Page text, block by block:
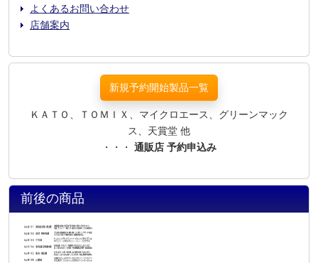
よくあるお問い合わせ
店舗案内
新規予約開始製品一覧
ＫＡＴＯ、ＴＯＭＩＸ、マイクロエース、グリーンマック
ス、天賞堂 他
・・・ 通販店 予約申込み
前後の商品